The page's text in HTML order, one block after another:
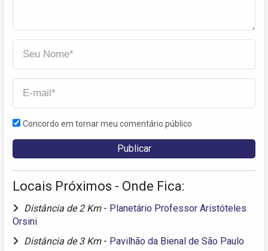
Concordo em tornar meu comentário público
Locais Próximos - Onde Fica:
Distância de 2 Km - Planetário Professor Aristóteles
Orsini
Distância de 3 Km - Pavilhão da Bienal de São Paulo